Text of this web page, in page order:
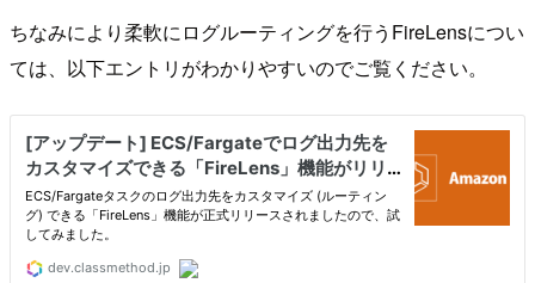
ちなみにより柔軟にログルーティングを行うFireLensについ
ては、以下エントリがわかりやすいのでご覧ください。